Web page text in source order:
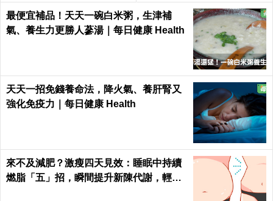
最便宜補品！天天一碗白米粥，生津補
氣、養生力更勝人蔘湯｜每日健康 Health
天天一招免錢養命法，降火氣、養肝腎又
強化免疫力｜每日健康 Health
來不及減肥？激瘦四天見效：睡眠中持續
燃脂「五」招，瞬間提升新陳代謝，輕鬆